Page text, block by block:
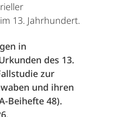
13. Jahrhundert.
in
des 13.
zur
und ihren
Beihefte 48).